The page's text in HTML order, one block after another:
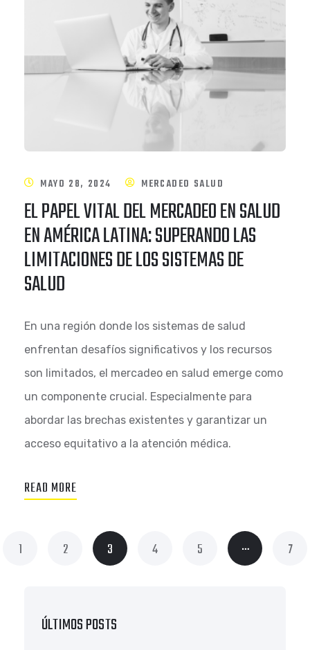
MAYO 28, 2024 MERCADEO SALUD
EL PAPEL VITAL DEL MERCADEO EN SALUD
EN AMÉRICA LATINA: SUPERANDO LAS
LIMITACIONES DE LOS SISTEMAS DE
SALUD
En una región donde los sistemas de salud
enfrentan desafíos significativos y los recursos
son limitados, el mercadeo en salud emerge como
un componente crucial. Especialmente para
abordar las brechas existentes y garantizar un
acceso equitativo a la atención médica.
READ MORE
1 2 3 4 5 … 7
ÚLTIMOS POSTS